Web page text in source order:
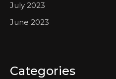
July 2023
June 2023
Categories